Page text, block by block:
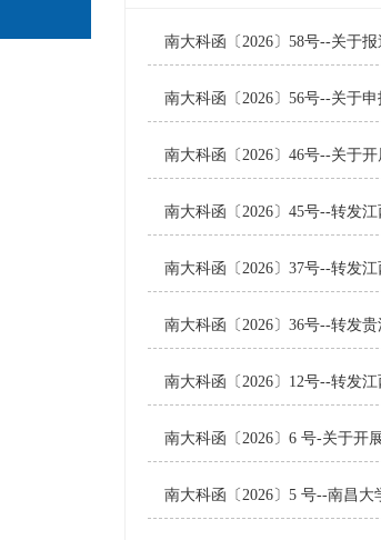
南大科函〔2026〕58号--关于
南大科函〔2026〕56号--关于
南大科函〔2026〕46号--关于
南大科函〔2026〕45号--转发
南大科函〔2026〕37号--转发
南大科函〔2026〕36号--转发
南大科函〔2026〕12号--转发
南大科函〔2026〕6 号-关于开
南大科函〔2026〕5 号--南昌